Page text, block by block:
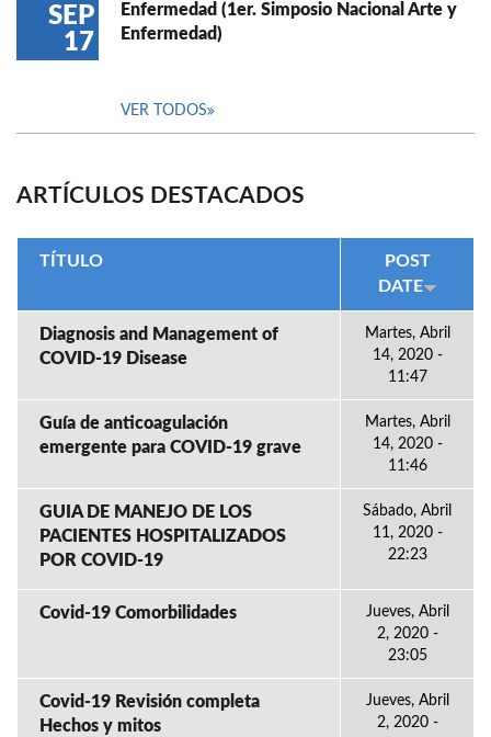
SEP
17
Enfermedad (1er. Simposio Nacional Arte y
Enfermedad)
VER TODOS
ARTÍCULOS DESTACADOS
TÍTULO
POST
DATE
Diagnosis and Management of
COVID-19 Disease
Martes, Abril
14, 2020 -
11:47
Guía de anticoagulación
emergente para COVID-19 grave
Martes, Abril
14, 2020 -
11:46
GUIA DE MANEJO DE LOS
PACIENTES HOSPITALIZADOS
POR COVID-19
Sábado, Abril
11, 2020 -
22:23
Covid-19 Comorbilidades
Jueves, Abril
2, 2020 -
23:05
Covid-19 Revisión completa
Hechos y mitos
Jueves, Abril
2, 2020 -